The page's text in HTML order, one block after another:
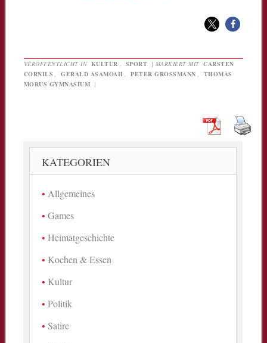
VERÖFFENTLICHT IN KULTUR SPORT | MARKIERT MIT CARSTEN
CORNILS
GERALD ASAMOAH PETER GROSSMANN
THOMAS
MORUS GYMNASIUM |
KATEGORIEN
Allgemeines
Games
Heimatgeschichte
Kochen & Essen
Kultur
Politik
Satire